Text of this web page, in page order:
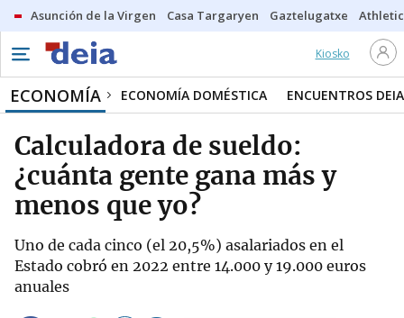
Asunción de la Virgen Casa Targaryen Gaztelugatxe Athletic
Kiosko
ECONOMÍA ECONOMÍA DOMÉSTICA ENCUENTROS DEIA
Calculadora de sueldo:
¿cuánta gente gana más y
menos que yo?
Uno de cada cinco (el 20,5%) asalariados en el
Estado cobró en 2022 entre 14.000 y 19.000 euros
anuales